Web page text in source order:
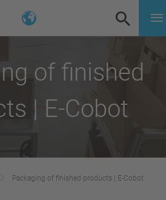
of finished
| E-Cobot
Packaging of finished products | E-Cobot